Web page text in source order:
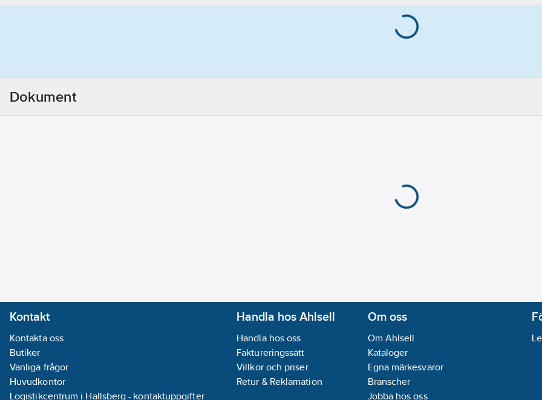
Dokument
Kontakt
Kontakta oss
Butiker
Vanliga frågor
Huvudkontor
Logistikcentrum i Hallsberg - kontaktuppgifter
Handla hos Ahlsell
Handla hos oss
Faktureringssätt
Villkor och priser
Retur & Reklamation
Om oss
Om Ahlsell
Kataloger
Egna märkesvaror
Branscher
Jobba hos oss